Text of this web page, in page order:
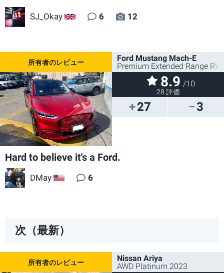
SJ_Okay GB 6 12
27 3
Ford Mustang Mach-E
Premium Extended Range
8.9 /10
28 評価
Hard to believe it's a Ford.
DMay US 6
次（最新）
Nissan Ariya
AWD Platinum 2023